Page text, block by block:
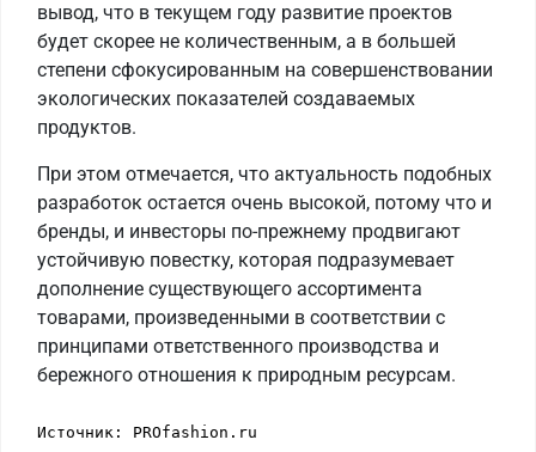
вывод, что в текущем году развитие проектов
будет скорее не количественным, а в большей
степени сфокусированным на совершенствовании
экологических показателей создаваемых
продуктов.
При этом отмечается, что актуальность подобных
разработок остается очень высокой, потому что и
бренды, и инвесторы по-прежнему продвигают
устойчивую повестку, которая подразумевает
дополнение существующего ассортимента
товарами, произведенными в соответствии с
принципами ответственного производства и
бережного отношения к природным ресурсам.
Источник: PROfashion.ru